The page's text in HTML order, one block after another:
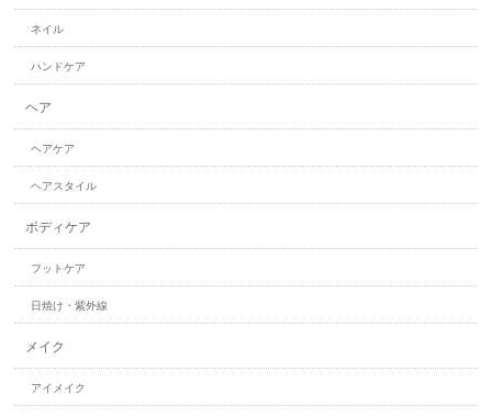
ネイル
ハンドケア
ヘア
ヘアケア
ヘアスタイル
ボディケア
フットケア
日焼け・紫外線
メイク
アイメイク